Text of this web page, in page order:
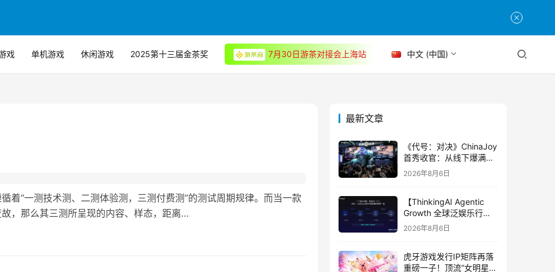
戏 单机游戏 休闲游戏 2025第十三届金茶奖 7月30日游茶对接会上海站 中文 (中国)
着“一测技术测、二测体验测，三测付费测”的测试周期规律。而当一款
，那么其三测所呈现的内容、样态，距离…
最新文章
《代号：对决》ChinaJoy
首秀收官：从线下爆满看
见玩家的真实期待
2026年8月6日
【ThinkingAI Agentic
Growth 全球泛娱乐行业
峰会】Agent 时代，人到
2026年8月6日
虎牙游戏发行IP矩阵再落
重磅一子！顶流“女明星”